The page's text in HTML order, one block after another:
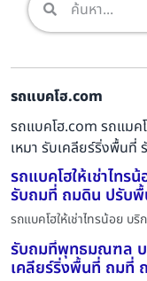
รถแบคโฮ.com
รถแบคโฮ.com รถแมค
เหมา รับเคลียร์ริ่งพื้นที่
รถแบคโฮให้เช่าไทร
รับถมที่ ถมดิน ปรับ
รถแบคโฮให้เช่าไทรน้อย บ
รับถมที่พุทธมณฑล บ
เคลียร์ริ่งพื้นที่ ถมที่